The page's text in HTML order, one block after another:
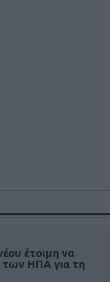
έτοιμη να
των ΗΠΑ για τη